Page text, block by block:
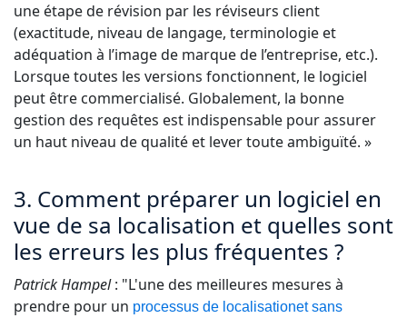
une étape de révision par les réviseurs client
(exactitude, niveau de langage, terminologie et
adéquation à l’image de marque de l’entreprise, etc.).
Lorsque toutes les versions fonctionnent, le logiciel
peut être commercialisé. Globalement, la bonne
gestion des requêtes est indispensable pour assurer
un haut niveau de qualité et lever toute ambiguïté. »
3. Comment préparer un logiciel en
vue de sa localisation et quelles sont
les erreurs les plus fréquentes ?
Patrick Hampel: "L'une des meilleures mesures à
prendre pour un processus de localisationet sans